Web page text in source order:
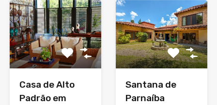
Casa de Alto
Padrão em
Santana de
Parnaíba